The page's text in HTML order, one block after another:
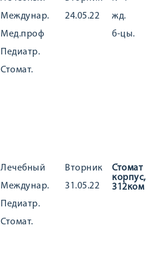
Междунар.
Мед.проф
Педиатр.
Стомат.
24.05.22
жд.
б-цы.
Лечебный
Междунар.
Педиатр.
Стомат.
Вторник
31.05.22
Стомат
корпус,
312ком